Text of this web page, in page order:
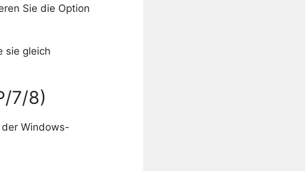
Sie die Option
sie gleich
7/8)
Windows-